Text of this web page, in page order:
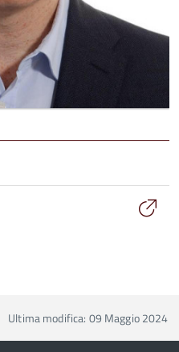
Ultima modifica: 09 Maggio 2024